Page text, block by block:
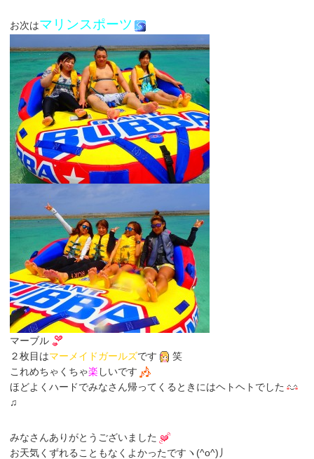
お次はマリンスポーツ
マーブル
２枚目はマーメイドガールズです
笑
これめちゃくちゃ楽 しいです
ほどよくハードでみなさん帰ってくるときにはヘトヘトでした
♫
みなさんありがとうございました
お天気くずれることもなくよかったですヽ(^o^)丿